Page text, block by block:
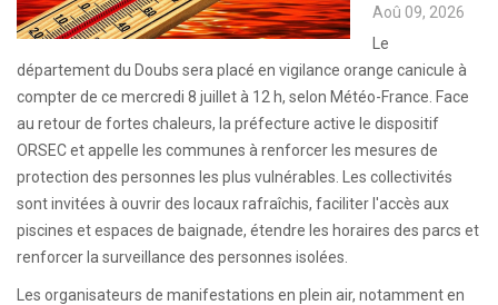
Aoû 09, 2026
Le
département du Doubs sera placé en vigilance orange canicule à
compter de ce mercredi 8 juillet à 12 h, selon Météo-France. Face
au retour de fortes chaleurs, la préfecture active le dispositif
ORSEC et appelle les communes à renforcer les mesures de
protection des personnes les plus vulnérables. Les collectivités
sont invitées à ouvrir des locaux rafraîchis, faciliter l'accès aux
piscines et espaces de baignade, étendre les horaires des parcs et
renforcer la surveillance des personnes isolées.
Les organisateurs de manifestations en plein air, notamment en